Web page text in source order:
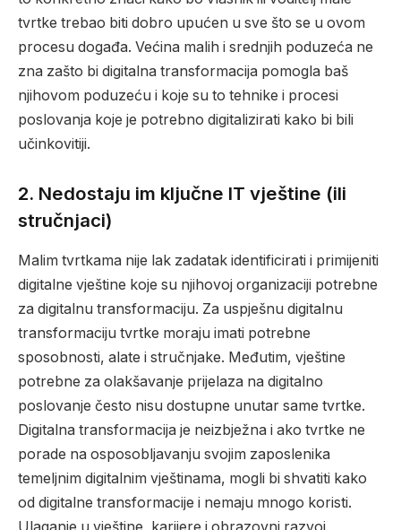
tvrtke trebao biti dobro upućen u sve što se u ovom
procesu događa. Većina malih i srednjih poduzeća ne
zna zašto bi digitalna transformacija pomogla baš
njihovom poduzeću i koje su to tehnike i procesi
poslovanja koje je potrebno digitalizirati kako bi bili
učinkovitiji.
2. Nedostaju im ključne IT vještine (ili
stručnjaci)
Malim tvrtkama nije lak zadatak identificirati i primijeniti
digitalne vještine koje su njihovoj organizaciji potrebne
za digitalnu transformaciju. Za uspješnu digitalnu
transformaciju tvrtke moraju imati potrebne
sposobnosti, alate i stručnjake. Međutim, vještine
potrebne za olakšavanje prijelaza na digitalno
poslovanje često nisu dostupne unutar same tvrtke.
Digitalna transformacija je neizbježna i ako tvrtke ne
porade na osposobljavanju svojim zaposlenika
temeljnim digitalnim vještinama, mogli bi shvatiti kako
od digitalne transformacije i nemaju mnogo koristi.
Ulaganje u vještine, karijere i obrazovni razvoj